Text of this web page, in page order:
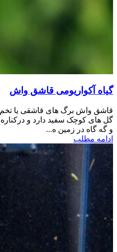
گیاه آکواریومی قاشق واش
قاشق واش برگ های قاشقی یا
گل های کوچک سفید دارد و درکناره
و گه گاه در زمین ه...
ادامه مطلب